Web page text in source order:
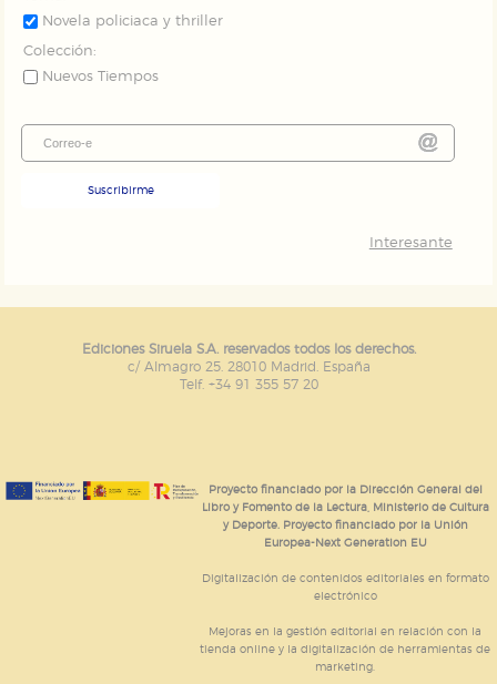
Novela policiaca y thriller
Colección:
Nuevos Tiempos
Suscribirme
Interesante
Ediciones Siruela S.A. reservados todos los derechos.
c/ Almagro 25. 28010 Madrid. España
Telf. +34 91 355 57 20
Proyecto financiado por la Dirección General del
Libro y Fomento de la Lectura, Ministerio de Cultura
y Deporte. Proyecto financiado por la Unión
Europea-Next Generation EU
Digitalización de contenidos editoriales en formato
electrónico
Mejoras en la gestión editorial en relación con la
tienda online y la digitalización de herramientas de
marketing.